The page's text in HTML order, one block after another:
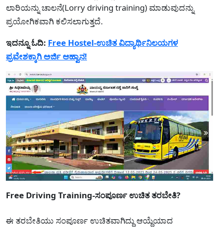
ಲಾರಿಯನ್ನು ಚಾಲನೆ(Lorry driving training) ಮಾಡುವುದನ್ನು
ಪ್ರಯೋಗಿಕವಾಗಿ ಕಲಿಸಲಾಗುತ್ತದೆ.
ಇದನ್ನೂ ಓದಿ: Free Hostel-ಉಚಿತ ವಿದ್ಯಾರ್ಥಿನಿಲಯಗಳ
ಪ್ರವೇಶಕ್ಕಾಗಿ ಅರ್ಜಿ ಆಹ್ವಾನ!
Free Driving Training-ಸಂಪೂರ್ಣ ಉಚಿತ ತರಬೇತಿ?
ಈ ತರಬೇತಿಯು ಸಂಪೂರ್ಣ ಉಚಿತವಾಗಿದ್ದು ಆಯ್ದೆಯಾದ